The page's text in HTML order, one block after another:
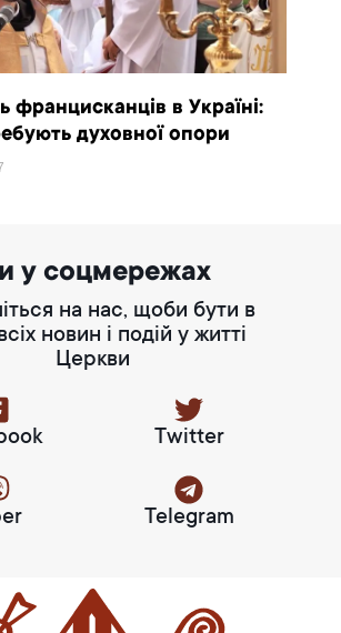
францисканців в Україні:
духовної опори
у соцмережах
на нас, щоби бути в
новин і подій у житті
Церкви
Twitter
Telegram